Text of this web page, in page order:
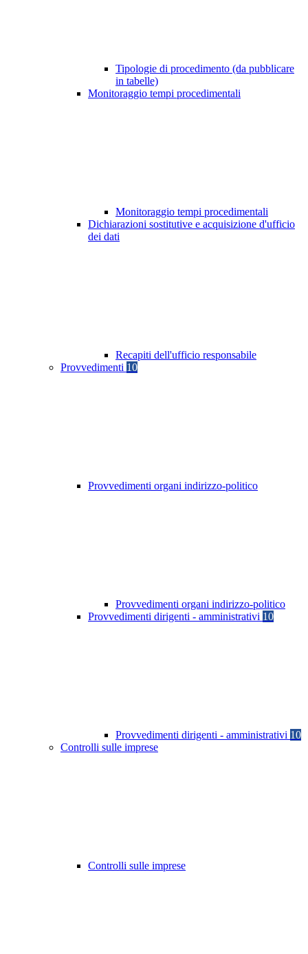
Tipologie di procedimento (da pubblicare
in tabelle)
Monitoraggio tempi procedimentali
Monitoraggio tempi procedimentali
Dichiarazioni sostitutive e acquisizione d'ufficio
dei dati
Recapiti dell'ufficio responsabile
Provvedimenti 10
Provvedimenti organi indirizzo-politico
Provvedimenti organi indirizzo-politico
Provvedimenti dirigenti - amministrativi 10
Provvedimenti dirigenti - amministrativi 10
Controlli sulle imprese
Controlli sulle imprese